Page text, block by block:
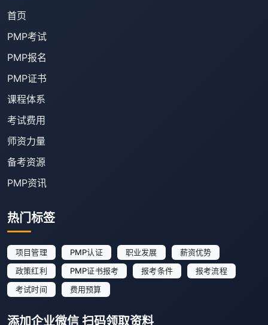
首页
PMP考试
PMP报名
PMP证书
课程体系
考试费用
师资力量
备考资源
PMP资讯
热门标签
项目管理 PMP认证 职业发展
薪资优势
政策红利
PMP证书报考 报考条件
报考流程
考试时间
费用预算
添加企业微信 扫码领取资料